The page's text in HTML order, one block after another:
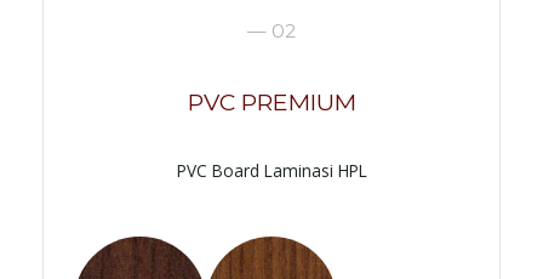
— 02
PVC PREMIUM
PVC Board Laminasi HPL